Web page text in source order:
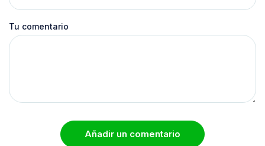
Tu comentario
Añadir un comentario